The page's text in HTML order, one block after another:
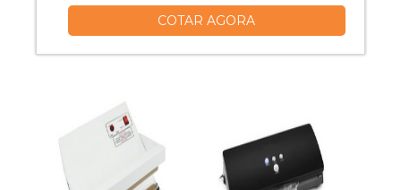
empresas especializadas. Esse tipo de
de peças defeituosas. Assim, é possível ...
COTAR AGORA